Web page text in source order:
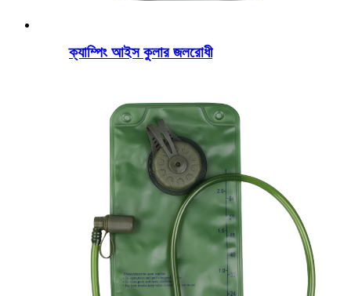
ক্যাম্পিং আইস কুলার জলরোধী